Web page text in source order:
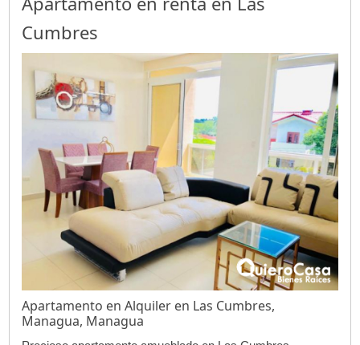
Cumbres
Apartamento en Alquiler en Las Cumbres,
Managua, Managua